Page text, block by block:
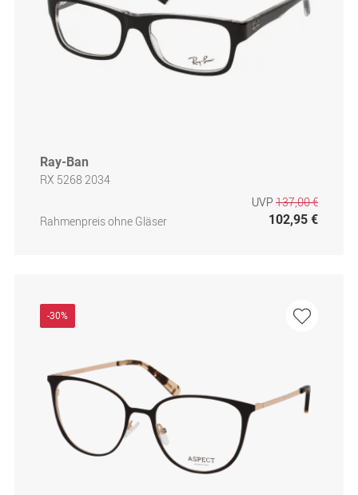
Ray-Ban
RX 5268 2034
Rahmenpreis ohne Gläser
UVP 137,00 €
102,95 €
-30%